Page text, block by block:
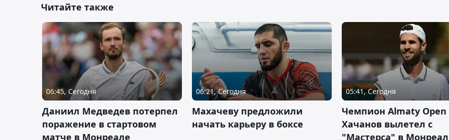
Читайте также
06:45, Сегодня
Даниил Медведев потерпел
поражение в стартовом
матче в Монреале
06:21, Сегодня
Махачеву предложили
начать карьеру в боксе
05:41, Сегодня
Чемпион Almaty Open
Хачанов вылетел с
"Мастерса" в